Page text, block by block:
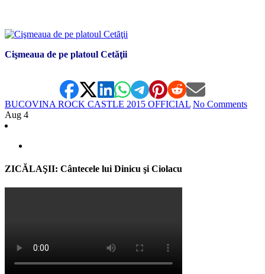
Cişmeaua de pe platoul Cetăţii
BUCOVINA ROCK CASTLE 2015 OFFICIAL No Comments
Aug 4
ZICĂLAŞII: Cântecele lui Dinicu şi Ciolacu